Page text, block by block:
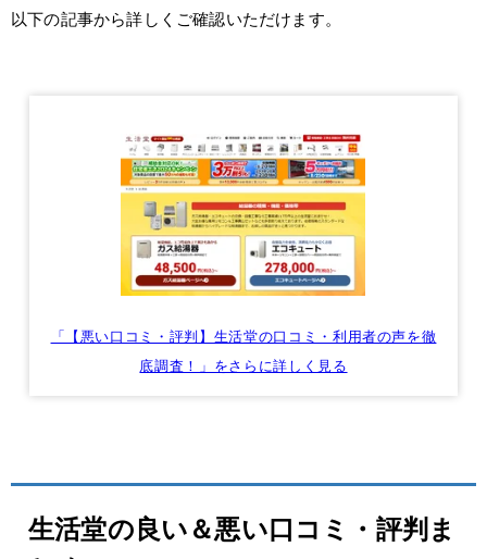
以下の記事から詳しくご確認いただけます。
「【悪い口コミ・評判】生活堂の口コミ・利用者の声を徹
底調査！」をさらに詳しく見る
生活堂の良い＆悪い口コミ・評判ま